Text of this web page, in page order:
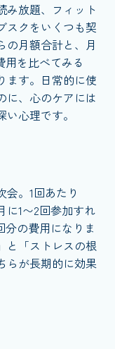
み放題、フィット
スクをいくつも契
の月額合計と、月
用を比べてみる
ます。日常的に使
に、心のケアには
心理です。
。1回あたり
に1〜2回参加すれ
分の費用になりま
と「ストレスの根
らが長期的に効果